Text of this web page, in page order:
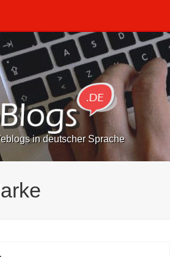
in deutscher Sprache